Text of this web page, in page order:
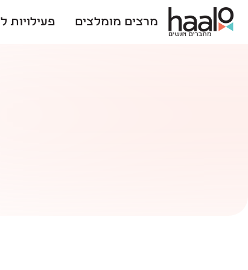
מרצים מומלצים פעילויות